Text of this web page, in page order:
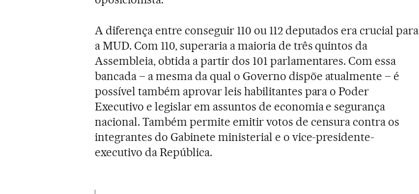
A diferença entre conseguir 110 ou 112 deputados era crucial para
a MUD. Com 110, superaria a maioria de três quintos da
Assembleia, obtida a partir dos 101 parlamentares. Com essa
bancada – a mesma da qual o Governo dispõe atualmente – é
possível também aprovar leis habilitantes para o Poder
Executivo e legislar em assuntos de economia e segurança
nacional. Também permite emitir votos de censura contra os
integrantes do Gabinete ministerial e o vice-presidente-
executivo da República.